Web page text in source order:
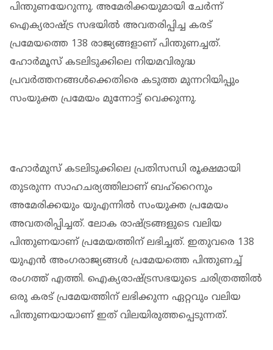
പിന്തുണയേറുന്നു. അമേരിക്കയുമായി ചേര്‍ന്ന്
ഐക്യരാഷ്ട്ര സഭയില്‍ അവതരിപ്പിച്ച കരട്
പ്രമേയത്തെ 138 രാജ്യങ്ങളാണ് പിന്തുണച്ചത്.
ഹോര്‍മൂസ് കടലിടുക്കിലെ നിയമവിരുദ്ധ
പ്രവര്‍ത്തനങ്ങള്‍ക്കെതിരെ കടുത്ത മുന്നറിയിപ്പും
സംയുക്ത പ്രമേയം മുന്നോട്ട് വെക്കുന്നു.
ഹോര്‍മുസ് കടലിടുക്കിലെ പ്രതിസന്ധി രൂക്ഷമായി
തുടരുന്ന സാഹചര്യത്തിലാണ് ബഹ്‌റൈനും
അമേരിക്കയും യുഎന്നില്‍ സംയുക്ത പ്രമേയം
അവതരിപ്പിച്ചത്. ലോക രാഷ്ട്രങ്ങളുടെ വലിയ
പിന്തുണയാണ് പ്രമേയത്തിന് ലഭിച്ചത്. ഇതുവരെ 138
യുഎന്‍ അംഗരാജ്യങ്ങള്‍ പ്രമേയത്തെ പിന്തുണച്ച്
രംഗത്ത് എത്തി. ഐക്യരാഷ്ട്രസഭയുടെ ചരിത്രത്തില്‍
ഒരു കരട് പ്രമേയത്തിന് ലഭിക്കുന്ന ഏറ്റവും വലിയ
പിന്തുണയായാണ് ഇത് വിലയിരുത്തപ്പെടുന്നത്.